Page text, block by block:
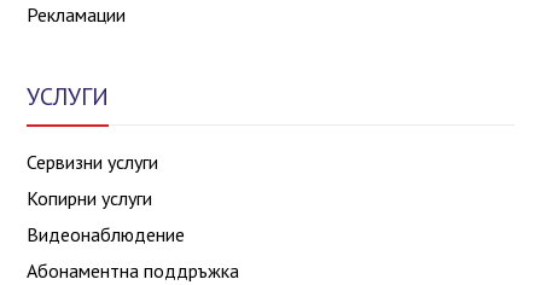
Рекламации
УСЛУГИ
Сервизни услуги
Копирни услуги
Видеонаблюдение
Абонаментна поддръжка